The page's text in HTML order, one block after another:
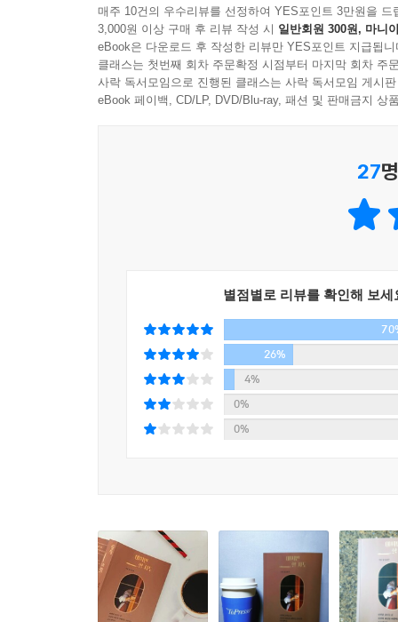
보일지도 모른다. 그러나 이 모든 과정이 결국 나
포기하거나 실망하지 않아도 되는 이유다. ‘나’라
“어쩌면 산다는 건 각자의 세상을 여행하는 것인
매주 10건의 우수리뷰를 선정하여 YES포인트 3만원을 드
3,000원 이상 구매 후 리뷰 작성 시 일반회원 300원, 마니
eBook은 다운로드 후 작성한 리뷰만 YES포인트 지급됩니
클래스는 첫번째 회차 주문확정 시점부터 마지막 회차 주
사락 독서모임으로 진행된 클래스는 사락 독서모임 게시
eBook 페이백, CD/LP, DVD/Blu-ray, 패션 및 판매금지 상
27
별점별로 리뷰를 확인해 보세
26%
4%
0%
0%